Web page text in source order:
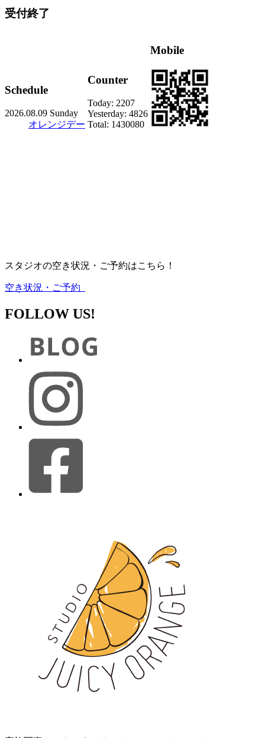
受付終了
Schedule
2026.08.09 Sunday
オレンジデー
Counter
Today: 2207
Yesterday: 4826
Total: 1430080
Mobile
スタジオの空き状況・ご予約はこちら！
空き状況・ご予約
FOLLOW US!